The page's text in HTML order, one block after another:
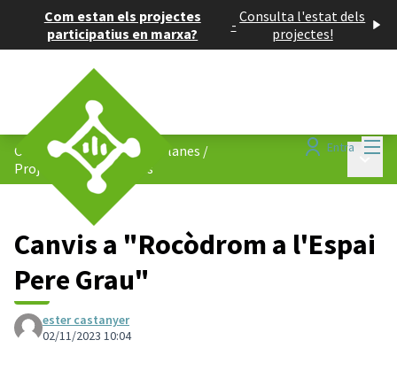
Com estan els projectes
participatius en marxa?
- Consulta l'estat dels
projectes!
Entra
Consell de Barris de Les Planes /
Projectes participatius
Canvis a "Rocòdrom a l'Espai
Pere Grau"
ester castanyer
02/11/2023 10:04